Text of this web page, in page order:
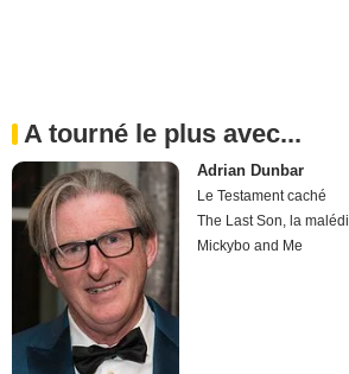
A tourné le plus avec...
Adrian Dunbar
Le Testament caché
The Last Son, la
Mickybo and Me